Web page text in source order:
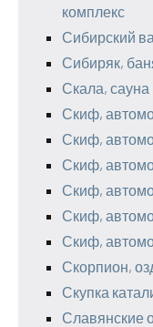
комплекс
Сибирский
Сибиряк,
Скала, сауна
Скиф,
Скиф,
Скиф,
Скиф,
Скиф,
Скиф,
Скорпион,
Скупка
Славянские